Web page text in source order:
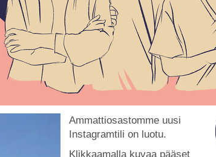
Ammattiosastomme uusi
Instagramtili on luotu.
Klikkaamalla kuvaa pääset